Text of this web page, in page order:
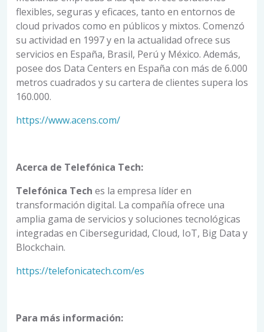
flexibles, seguras y eficaces, tanto en entornos de
cloud privados como en públicos y mixtos. Comenzó
su actividad en 1997 y en la actualidad ofrece sus
servicios en España, Brasil, Perú y México. Además,
posee dos Data Centers en España con más de 6.000
metros cuadrados y su cartera de clientes supera los
160.000.
https://www.acens.com/
Acerca de Telefónica Tech:
Telefónica Tech es la empresa líder en
transformación digital. La compañía ofrece una
amplia gama de servicios y soluciones tecnológicas
integradas en Ciberseguridad, Cloud, IoT, Big Data y
Blockchain.
https://telefonicatech.com/es
Para más información: